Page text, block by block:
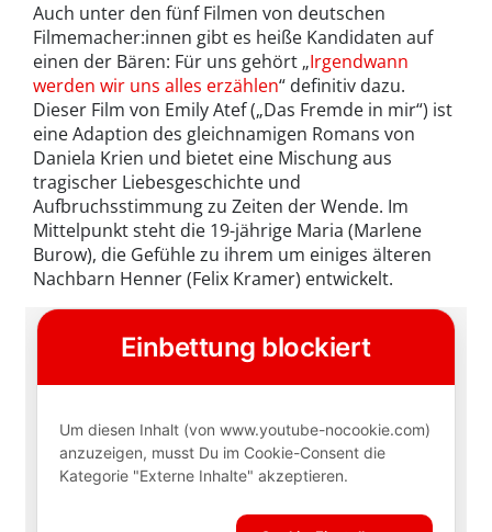
Auch unter den fünf Filmen von deutschen
Filmemacher:innen gibt es heiße Kandidaten auf
einen der Bären: Für uns gehört „Irgendwann
werden wir uns alles erzählen“ definitiv dazu.
Dieser Film von Emily Atef („Das Fremde in mir“) ist
eine Adaption des gleichnamigen Romans von
Daniela Krien und bietet eine Mischung aus
tragischer Liebesgeschichte und
Aufbruchsstimmung zu Zeiten der Wende. Im
Mittelpunkt steht die 19-jährige Maria (Marlene
Burow), die Gefühle zu ihrem um einiges älteren
Nachbarn Henner (Felix Kramer) entwickelt.